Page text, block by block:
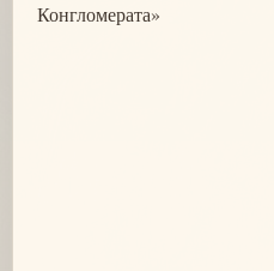
Конгломерата»